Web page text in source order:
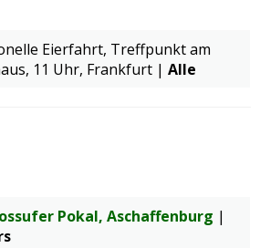
Eierfahrt, Treffpunkt am
11 Uhr, Frankfurt | Alle
Pokal, Aschaffenburg |